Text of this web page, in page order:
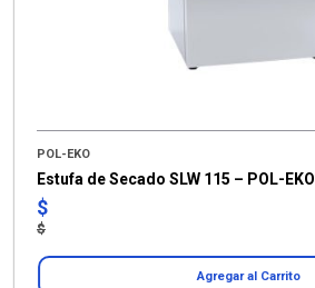
POL-EKO
Estufa de Secado SLW 115 – POL-EKO
$
$
Agregar al Carrito